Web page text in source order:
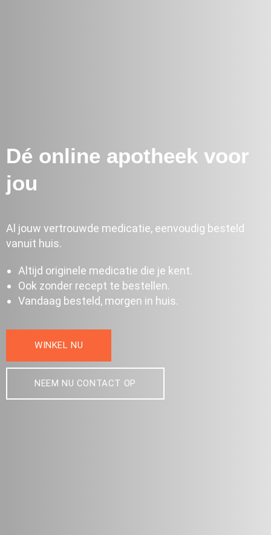
Dé online apotheek voor
jou
Al jouw vertrouwde medicatie, eenvoudig besteld
vanuit huis.
Altijd originele medicatie die je kent.
Ook zonder recept te bestellen.
Vandaag besteld, morgen in huis.
WINKEL NU
NEEM NU CONTACT OP